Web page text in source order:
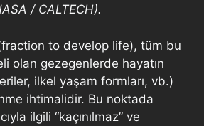
/ CALTECH).
to develop life), tüm bu
olan gezegenlerde hayatın
ilkel yaşam formları, vb.)
ihtimalidir. Bu noktada
ilgili “kaçınılmaz” ve